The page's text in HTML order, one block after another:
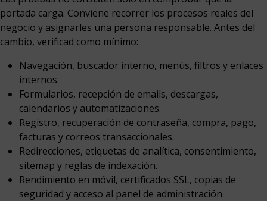
portada carga. Conviene recorrer los procesos reales del
negocio y asignarles una persona responsable. Antes del
cambio, verificad como mínimo:
Navegación, buscador interno, menús, filtros y enlaces
internos.
Formularios, recepción de emails, descargas,
calendarios y automatizaciones.
Registro, recuperación de contraseña, compra, pago,
facturas y correos transaccionales.
Redirecciones, etiquetas de analítica, consentimiento,
sitemap y reglas de indexación.
Rendimiento en móvil, certificados SSL, copias de
seguridad y acceso al panel de administración.